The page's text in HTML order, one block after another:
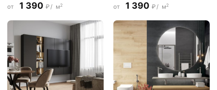
от 1 390 ₽/ м2 от 1 390 ₽/ м2